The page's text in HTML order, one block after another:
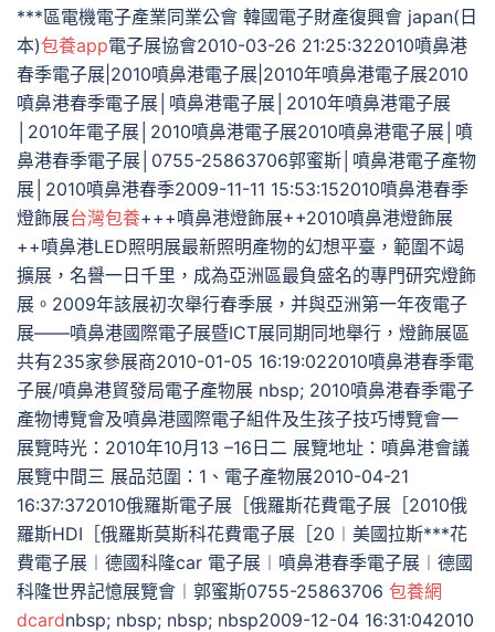
***區電機電子產業同業公會 韓國電子財產復興會 japan(日
本)包養app電子展協會2010-03-26 21:25:322010噴鼻港
春季電子展|2010噴鼻港電子展|2010年噴鼻港電子展2010
噴鼻港春季電子展│噴鼻港電子展│2010年噴鼻港電子展
│2010年電子展│2010噴鼻港電子展2010噴鼻港電子展│噴
鼻港春季電子展│0755-25863706郭蜜斯│噴鼻港電子產物
展│2010噴鼻港春季2009-11-11 15:53:152010噴鼻港春季
燈飾展台灣包養+++噴鼻港燈飾展++2010噴鼻港燈飾展
++噴鼻港LED照明展最新照明產物的幻想平臺，範圍不竭
擴展，名譽一日千里，成為亞洲區最負盛名的專門研究燈飾
展。2009年該展初次舉行春季展，并與亞洲第一年夜電子
展——噴鼻港國際電子展暨ICT展同期同地舉行，燈飾展區
共有235家參展商2010-01-05 16:19:022010噴鼻港春季電
子展/噴鼻港貿發局電子產物展 nbsp; 2010噴鼻港春季電子
產物博覽會及噴鼻港國際電子組件及生孩子技巧博覽會一
展覽時光：2010年10月13 –16日二 展覽地址：噴鼻港會議
展覽中間三 展品范圍：1、電子產物展2010-04-21
16:37:372010俄羅斯電子展［俄羅斯花費電子展［2010俄
羅斯HDI［俄羅斯莫斯科花費電子展［20︱美國拉斯***花
費電子展︱德國科隆car 電子展︱噴鼻港春季電子展︱德國
科隆世界記憶展覽會︱郭蜜斯0755-25863706 包養網
dcardnbsp; nbsp; nbsp; nbsp2009-12-04 16:31:042010